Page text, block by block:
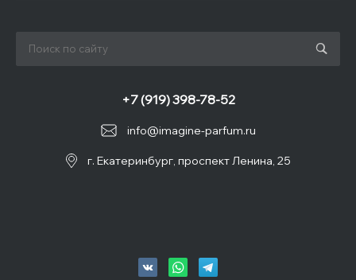
info@imagine-parfum.ru
+7 (919) 398-78-52
г. Екатеринбург, проспект Ленина, 25